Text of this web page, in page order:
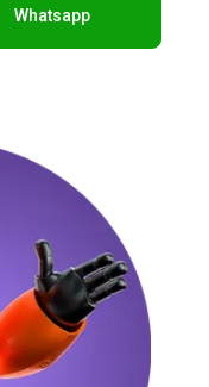
Whatsapp